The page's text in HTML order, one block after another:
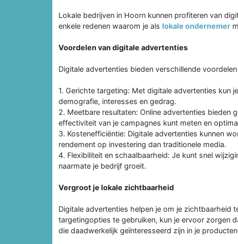
Lokale bedrijven in Hoorn kunnen profiteren van
enkele redenen waarom je als lokale ondernemer
Voordelen van digitale advertenties
Digitale advertenties bieden verschillende
1. Gerichte targeting: Met digitale advertenties kun
demografie, interesses en gedrag.
2. Meetbare resultaten: Online advertenties bieden
effectiviteit van je campagnes kunt meten en
3. Kostenefficiëntie: Digitale advertenties kunnen
rendement op investering dan traditionele media.
4. Flexibiliteit en schaalbaarheid: Je kunt snel
naarmate je bedrijf groeit.
Vergroot je lokale zichtbaarheid
Digitale advertenties helpen je om je zichtbaarheid
targetingopties te gebruiken, kun je ervoor zorgen
die daadwerkelijk geïnteresseerd zijn in je